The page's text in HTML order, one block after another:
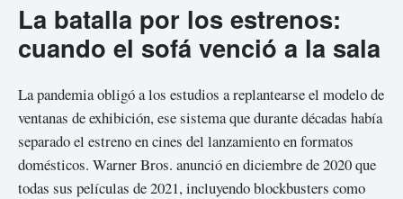
La batalla por los estrenos:
cuando el sofá venció a la sala
La pandemia obligó a los estudios a replantearse el modelo de
ventanas de exhibición, ese sistema que durante décadas había
separado el estreno en cines del lanzamiento en formatos
domésticos. Warner Bros. anunció en diciembre de 2020 que
todas sus películas de 2021, incluyendo blockbusters como